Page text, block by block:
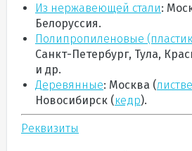
Из нержавеющей стали:
Белоруссия.
Полипропиленовые
Санкт-Петербург, Тула,
и др.
Деревянные: Москва (
Новосибирск (кедр).
Реквизиты